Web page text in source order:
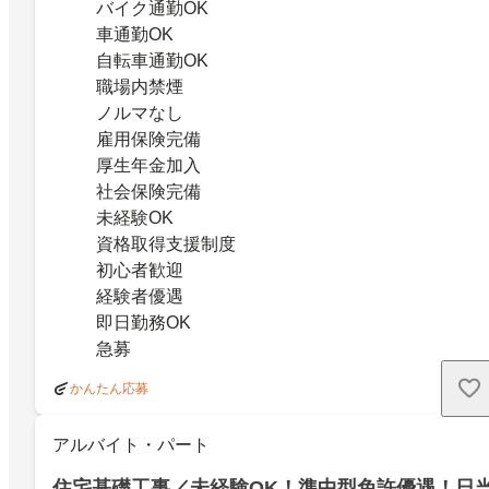
バイク通勤OK
車通勤OK
自転車通勤OK
職場内禁煙
ノルマなし
雇用保険完備
厚生年金加入
社会保険完備
未経験OK
資格取得支援制度
初心者歓迎
経験者優遇
即日勤務OK
急募
かんたん応募
アルバイト・パート